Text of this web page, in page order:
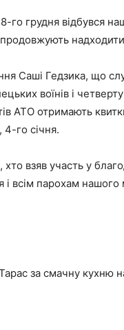
го грудня відбувся
Саші Гедзика, що
воїнів і
АТО отримають
го січня.
хто взяв участь у
всім парохам нашого
за смачну кухню